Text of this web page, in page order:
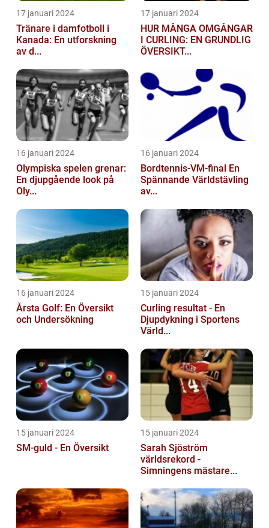
17 januari 2024
Tränare i damfotboll i
Kanada: En utforskning
av d...
17 januari 2024
HUR MÅNGA OMGÅNGAR
I CURLING: EN GRUNDLIG
ÖVERSIKT...
16 januari 2024
Olympiska spelen grenar:
En djupgående look på
Oly...
16 januari 2024
Bordtennis-VM-final En
Spännande Världstävling
av...
16 januari 2024
Årsta Golf: En Översikt
och Undersökning
15 januari 2024
Curling resultat - En
Djupdykning i Sportens
Värld...
15 januari 2024
SM-guld - En Översikt
15 januari 2024
Sarah Sjöström
världsrekord -
Simningens mästare...